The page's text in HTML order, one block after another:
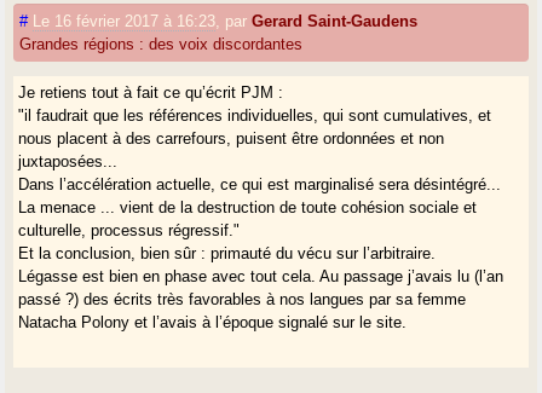
de l’ampleur de nos centres d’intérêt (plurilingues, mondiaux, etc.), de
nos fréquentations, ni même de la francisation (encore que...), mais de
la destruction de toute cohésion sociale et culturelle, processus
Finalement la formulation de P. Legasse rappelle la primauté du vécu
sur l’arbitraire et du réel sur l’administratif, ce qui est très peu...
français. Mais, si utile que soit l’argument, faut-il s’en contenter ?
# Le 16 février 2017 à 16:23 parGerard Saint-Gaudens
Grandes régions : des voix discordantes
Je retiens tout à fait ce qu’écrit PJM :
"il faudrait que les références individuelles, qui sont cumulatives, et
nous placent à des carrefours, puisent être ordonnées et non
juxtaposées...
Dans l’accélération actuelle, ce qui est marginalisé sera désintégré...
La menace ... vient de la destruction de toute cohésion sociale et
culturelle, processus régressif."
Et la conclusion, bien sûr : primauté du vécu sur l’arbitraire.
Légasse est bien en phase avec tout cela. Au passage j’avais lu (l’an
passé ?) des écrits très favorables à nos langues par sa femme
Natacha Polony et l’avais à l’époque signalé sur le site.